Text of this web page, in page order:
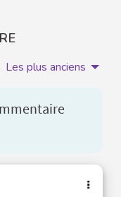
Les plus anciens